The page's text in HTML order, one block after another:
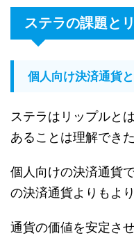
ステラの課題と
個人向け決済通貨
ステラはリップルと
あることは理解でき
個人向けの決済通貨
の決済通貨よりもよ
通貨の価値を安定さ